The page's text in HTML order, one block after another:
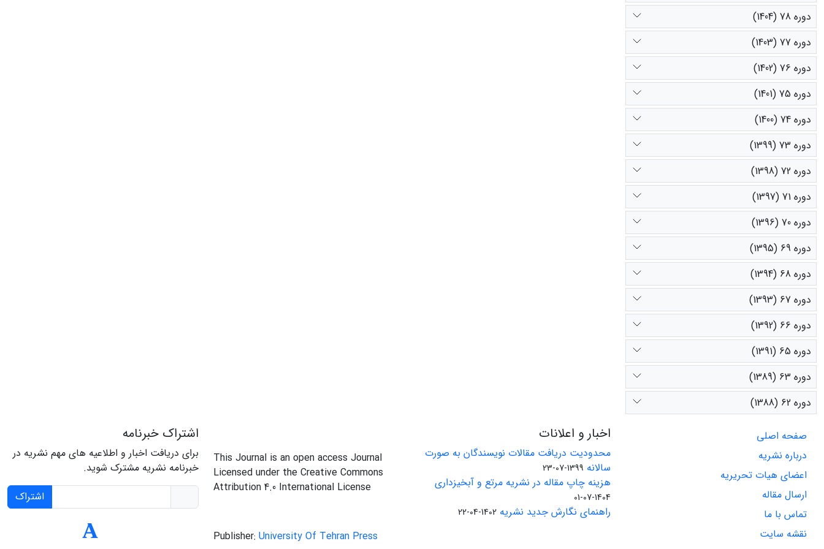
دوره 78 (1404)
دوره 77 (1403)
دوره 76 (1402)
دوره 75 (1401)
دوره 74 (1400)
دوره 73 (1399)
دوره 72 (1398)
دوره 71 (1397)
دوره 70 (1396)
دوره 69 (1395)
دوره 68 (1394)
دوره 67 (1393)
دوره 66 (1392)
دوره 65 (1391)
دوره 63 (1389)
دوره 62 (1388)
صفحه اصلی
درباره نشریه
اعضای هیات تحریریه
ارسال مقاله
تماس با ما
نقشه سایت
اخبار و اعلانات
محدودیت دریافت مقالات نویسندگان به صورت
سالانه 1399-07-23
هزینه چاپ مقاله در نشریه مرتع و آبخیزداری
1404-07-01
راهنمای نگارش جدید نشریه 1402-04-22
This Journal is an open access Journal
Licensed under the Creative Commons
Attribution 4.0 International License
Publisher: University Of Tehran Press
اشتراک خبرنامه
برای دریافت اخبار و اطلاعیه های مهم نشریه در
خبرنامه نشریه مشترک شوید.
اشتراک